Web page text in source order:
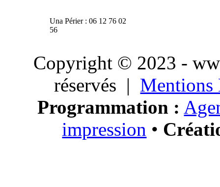
Una Périer : 06 12 76 02
56
Copyright © 2023 -
réservés | Mentions
Programmation :
impression •